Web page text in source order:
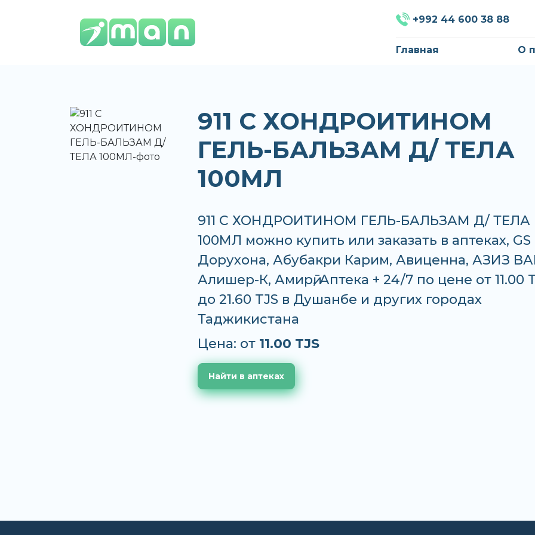
+992 44 600 38 88
Главная О
911 С ХОНДРОИТИНОМ
ГЕЛЬ-БАЛЬЗАМ Д/ ТЕЛА
100МЛ
911 С ХОНДРОИТИНОМ ГЕЛЬ-БАЛЬЗАМ Д/ ТЕЛА
100МЛ можно купить или заказать в аптеках, GS
Дорухона, Абубакри Карим, Авиценна, АЗИЗ
Алишер-К, Амирӣ, Аптека + 24/7 по цене от 11.00
до 21.60 TJS в Душанбе и других городах
Таджикистана
Цена: от 11.00 TJS
Найти в аптеках